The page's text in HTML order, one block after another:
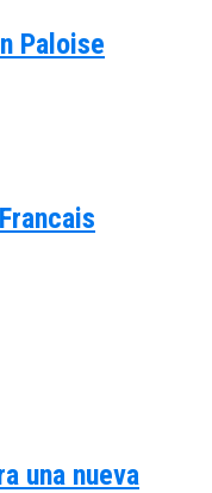
Paloise
una nueva